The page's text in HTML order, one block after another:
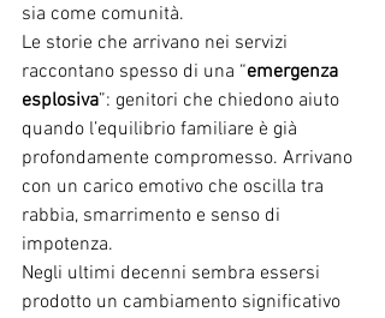
sia come comunità.
Le storie che arrivano nei servizi
raccontano spesso di una “emergenza
esplosiva”: genitori che chiedono aiuto
quando l’equilibrio familiare è già
profondamente compromesso. Arrivano
con un carico emotivo che oscilla tra
rabbia, smarrimento e senso di
impotenza.
Negli ultimi decenni sembra essersi
prodotto un cambiamento significativo